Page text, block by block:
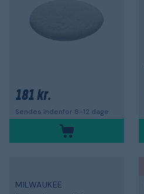
181 kr.
Sendes indenfor 8-12 dage
MILWAUKEE